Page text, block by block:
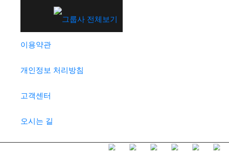
이용약관
개인정보 처리방침
고객센터
오시는 길